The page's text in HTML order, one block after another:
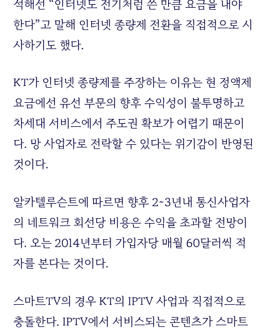
석해선 “인터넷도 전기처럼 쓴 만큼 요금을 내야
한다”고 말해 인터넷 종량제 전환을 직접적으로 시
사하기도 했다.
KT가 인터넷 종량제를 주장하는 이유는 현 정액제
요금에선 유선 부문의 향후 수익성이 불투명하고
차세대 서비스에서 주도권 확보가 어렵기 때문이
다. 망 사업자로 전락할 수 있다는 위기감이 반영된
것이다.
알카텔루슨트에 따르면 향후 2~3년내 통신사업자
의 네트워크 회선당 비용은 수익을 초과할 전망이
다. 오는 2014년부터 가입자당 매월 60달러씩 적
자를 본다는 것이다.
스마트TV의 경우 KT의 IPTV 사업과 직접적으로
충돌한다. IPTV에서 서비스되는 콘텐츠가 스마트